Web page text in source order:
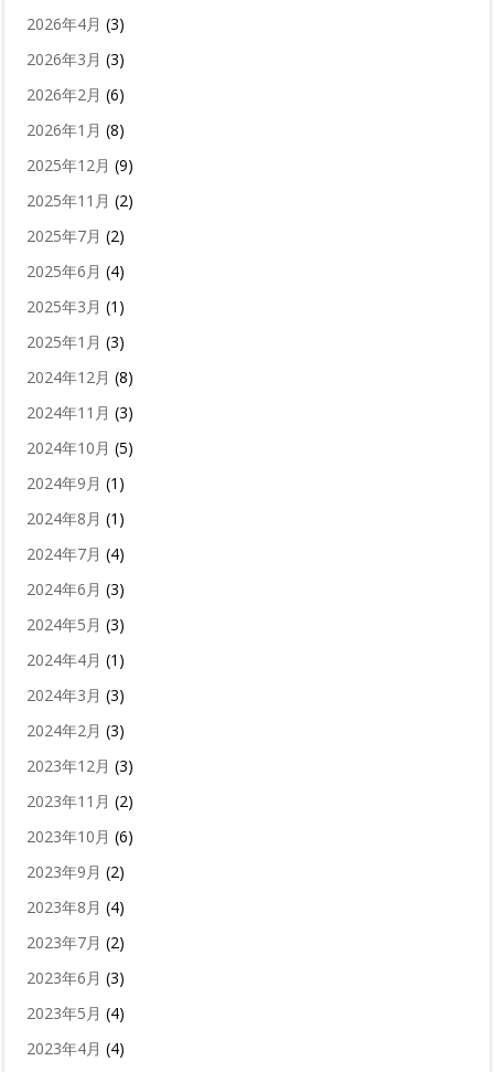
2026年4月 (3)
2026年3月 (3)
2026年2月 (6)
2026年1月 (8)
2025年12月 (9)
2025年11月 (2)
2025年7月 (2)
2025年6月 (4)
2025年3月 (1)
2025年1月 (3)
2024年12月 (8)
2024年11月 (3)
2024年10月 (5)
2024年9月 (1)
2024年8月 (1)
2024年7月 (4)
2024年6月 (3)
2024年5月 (3)
2024年4月 (1)
2024年3月 (3)
2024年2月 (3)
2023年12月 (3)
2023年11月 (2)
2023年10月 (6)
2023年9月 (2)
2023年8月 (4)
2023年7月 (2)
2023年6月 (3)
2023年5月 (4)
2023年4月 (4)